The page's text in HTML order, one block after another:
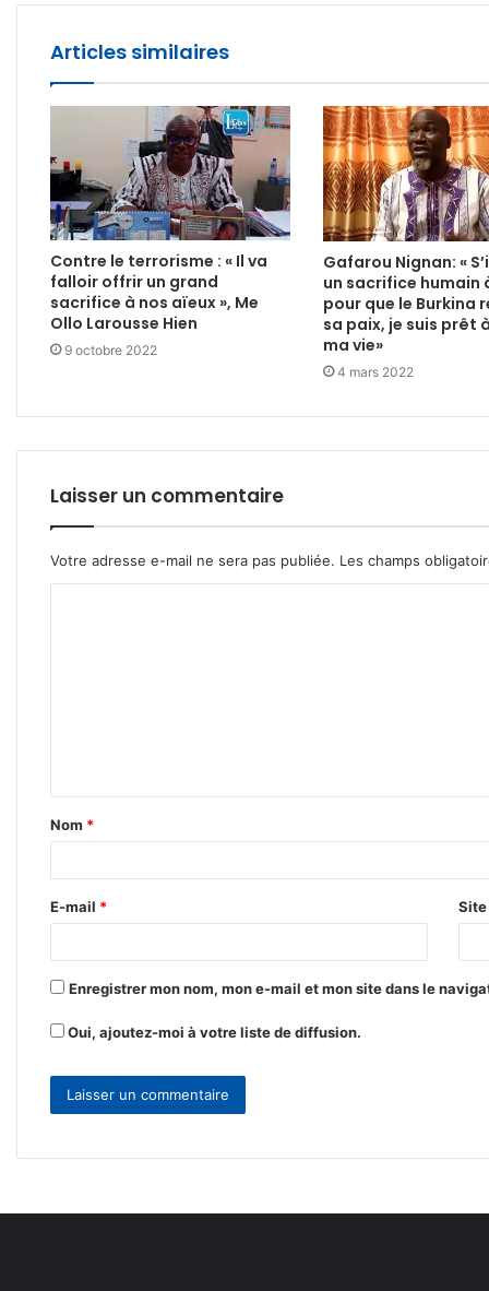
Articles similaires
Contre le terrorisme : « Il va
falloir offrir un grand
sacrifice à nos aïeux », Me
Ollo Larousse Hien
9 octobre 2022
Gafarou Nignan: «
un sacrifice humain
pour que le Burkina
sa paix, je suis prêt
ma vie»
4 mars 2022
Laisser un commentaire
Votre adresse e-mail ne sera pas publiée. Les champs
t
a
e
*
Nom *
E-mail *
Enregistrer mon nom, mon e-mail et mon site dans le
Oui, ajoutez-moi à votre liste de diffusion.